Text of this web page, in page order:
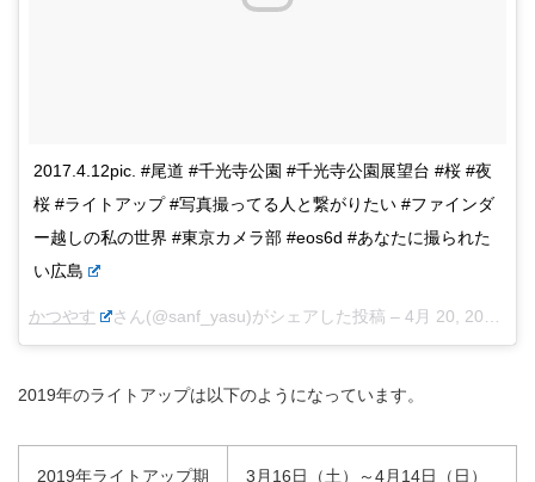
2017.4.12pic. #尾道 #千光寺公園 #千光寺公園展望台 #桜 #夜
桜 #ライトアップ #写真撮ってる人と繋がりたい #ファインダ
ー越しの私の世界 #東京カメラ部 #eos6d #あなたに撮られた
い広島
かつやす さん(@sanf_yasu)がシェアした投稿 –4月 20, 2017 at 4:55午前 PDT
2019年のライトアップは以下のようになっています。
2019年ライトアップ期
3月16日（土）～4月14日（日）